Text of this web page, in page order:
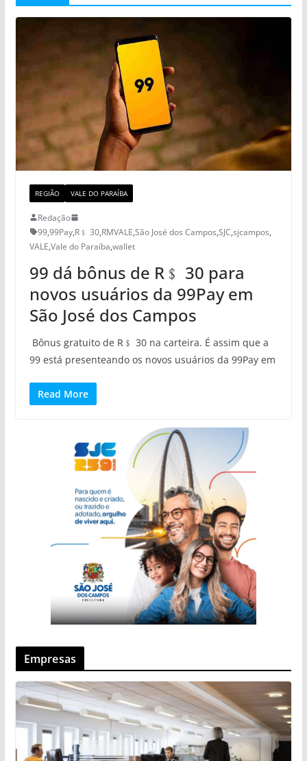
REGIÃO VALE DO PARAÍBA
Redação
99,99Pay,R﹩ 30,RMVALE,São José dos Campos,SJC,sjcampos,
VALE,Vale do Paraíba,wallet
99 dá bônus de R﹩ 30 para
novos usuários da 99Pay em
São José dos Campos
Bônus gratuito de R﹩ 30 na carteira. É assim que a
99 está presenteando os novos usuários da 99Pay em
Read More
Empresas